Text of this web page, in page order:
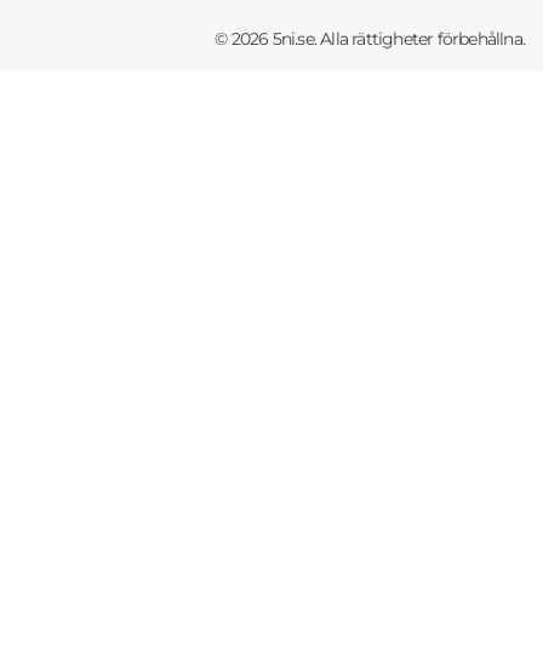
© 2026 5ni.se. Alla rättigheter förbehållna.